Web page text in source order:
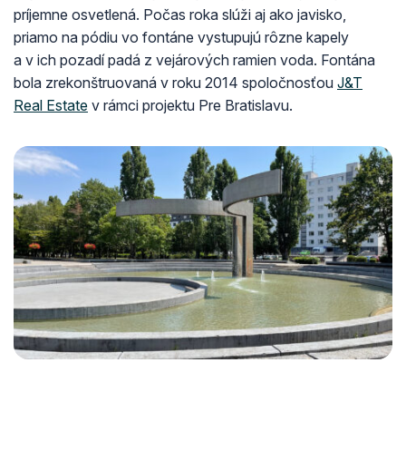
príjemne osvetlená. Počas roka slúži aj ako javisko,
priamo na pódiu vo fontáne vystupujú rôzne kapely
a v ich pozadí padá z vejárových ramien voda. Fontána
bola zrekonštruovaná v roku 2014 spoločnosťou J&T
Real Estate v rámci projektu Pre Bratislavu.